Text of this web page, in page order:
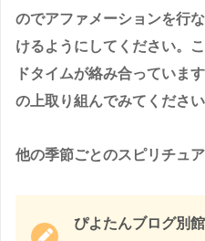
のでアファメーションを行
けるようにしてください。
ドタイムが絡み合っていま
の上取り組んでみてください
他の季節ごとのスピリチュ
ぴよたんブログ別館